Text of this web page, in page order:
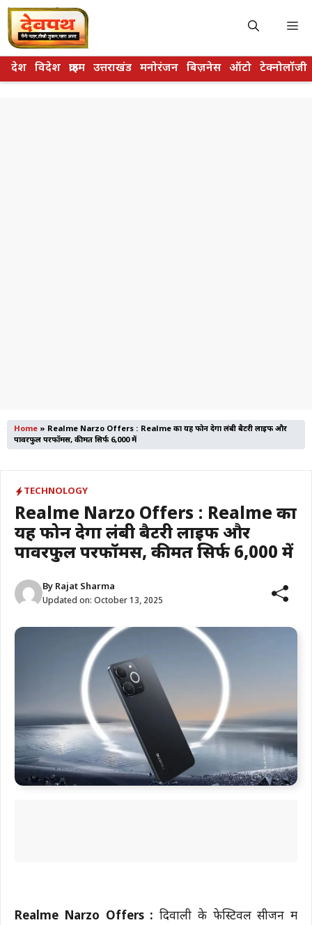
Skip
to
content
देश विदेश क्राइम उत्तराखंड मनोरंजन बिज़नेस ऑटो टेक्नोलॉजी
Home » Realme Narzo Offers : Realme का यह फोन देगा लंबी बैटरी लाइफ और
पावरफुल परफॉर्मेंस, कीमत सिर्फ 6,000 में
TECHNOLOGY
Realme Narzo Offers : Realme का
यह फोन देगा लंबी बैटरी लाइफ और
पावरफुल परफॉर्मेंस, कीमत सिर्फ 6,000 में
By Rajat Sharma
Updated on: October 13, 2025
Realme Narzo Offers : दिवाली के फेस्टिवल सीजन में